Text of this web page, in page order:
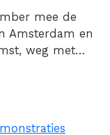
mee de
Amsterdam en
weg met